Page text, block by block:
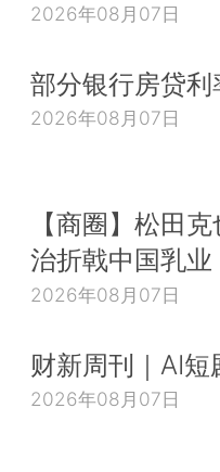
2026年08月07日
部分银行房贷
2026年08月07日
【商圈】松田
治折戟中国乳业
2026年08月07日
财新周刊｜AI
2026年08月07日